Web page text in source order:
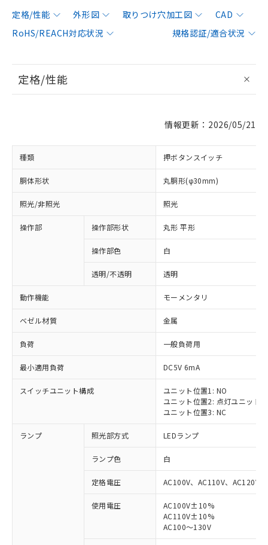
定格/性能 外形図 取りつけ穴加工図
CAD
RoHS/REACH対応状況
規格認証/適合状況
定格/性能
情報更新：2026/05/21
種類 押ボタンスイッチ
胴体形状 丸胴形(φ30mm)
照光/非照光 照光
操作部 操作部形状 丸形 平形
操作部色 白
透明/不透明 透明
動作機能 モーメンタリ
ベゼル材質 金属
負荷 一般負荷用
最小適用負荷 DC5V 6mA
スイッチユニット構成
ユニット位置1: NO
ユニット位置2: 点灯ユニット
ユニット位置3: NC
ランプ 照光部方式 LEDランプ
ランプ色 白
定格電圧 AC100V、AC110V、AC120V
使用電圧
AC100V±10%
AC110V±10%
AC100～130V